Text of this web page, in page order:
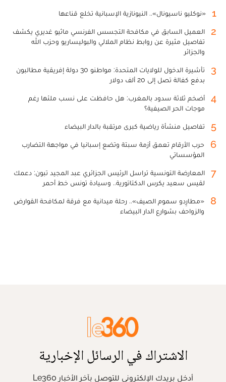
1 «نوكليو ناسيونال».. النيونازية الإسبانية تخلع قناعها
2
العميل السابق في مكافحة التجسس الفرنسي ماثيو غديري يكشف
تفاصيل مثيرة عن روابط نظام الملالي والبوليساريو وحزب الله
والجزائر
3
تأشيرة الدخول للولايات المتحدة: مواطنو 30 دولة إفريقية مطالبون
بدفع كفالة تصل إلى 20 ألف دولار
4
أضخم ثلاثة سدود بالمغرب: هل حافظت على نسب ملئها رغم
موجات الحر الصيفية؟
5 تفاصيل منشأة رياضية كبرى مرتقبة بالدار البيضاء
6
حرب الأرقام تعمق أزمة سبتة وتضع إسبانيا في مواجهة التضارب
المؤسساتي
7
المعارضة التونسية تراسل الرئيس الجزائري عبد المجيد تبون: دعمك
لقيس سعيد يكرس الدكتاتورية.. وسيادة تونس خط أحمر
8
«مطارِدو سموم الصيف».. رحلة ميدانية مع فرقة لمكافحة القوارض
والزواحف بشوارع الدار البيضاء
الاشتراك في الرسائل الإخبارية
أدخل بريدك الإلكتروني للتوصل بآخر الأخبار Le360